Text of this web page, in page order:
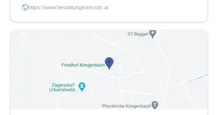
https://www.bestattungivancsits.at